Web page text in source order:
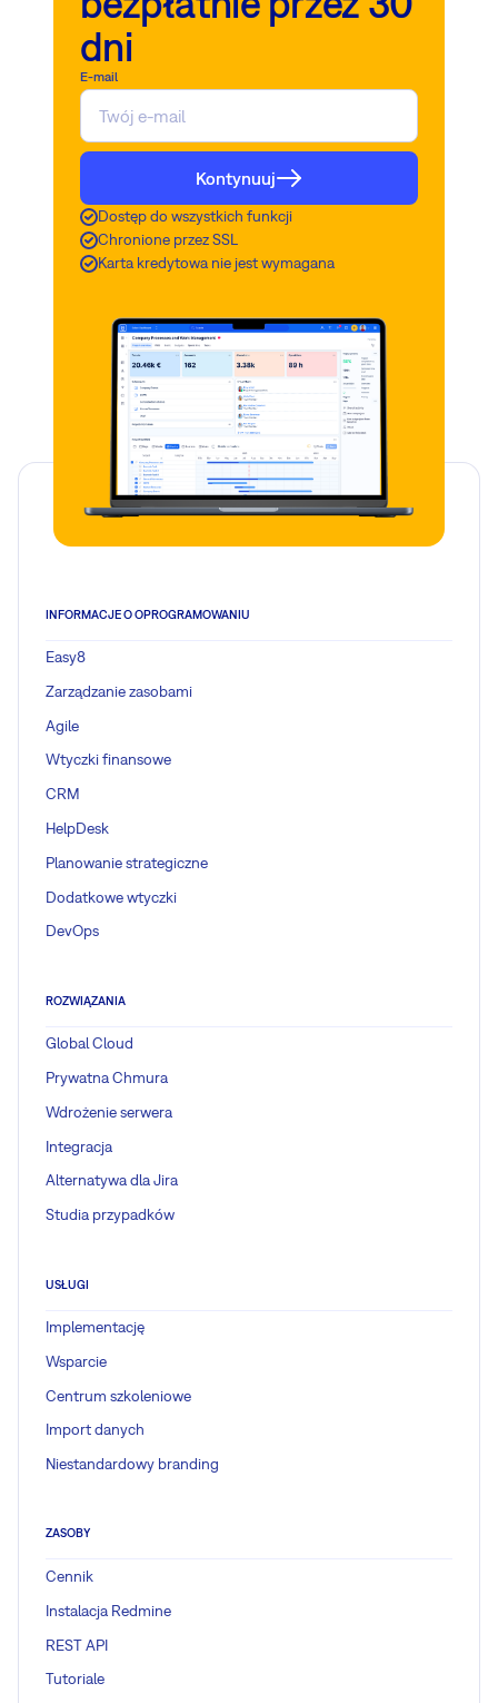
dni
E-mail
Kontynuuj
Dostęp do wszystkich funkcji
Chronione przez SSL
Karta kredytowa nie jest wymagana
INFORMACJE O OPROGRAMOWANIU
Easy8
Zarządzanie zasobami
Agile
Wtyczki finansowe
CRM
HelpDesk
Planowanie strategiczne
Dodatkowe wtyczki
DevOps
ROZWIĄZANIA
Global Cloud
Prywatna Chmura
Wdrożenie serwera
Integracja
Alternatywa dla Jira
Studia przypadków
USŁUGI
Implementację
Wsparcie
Centrum szkoleniowe
Import danych
Niestandardowy branding
ZASOBY
Cennik
Instalacja Redmine
REST API
Tutoriale